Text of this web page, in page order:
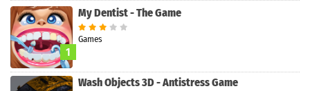
1
My Dentist - The Game
Games
Wash Objects 3D - Antistress Game